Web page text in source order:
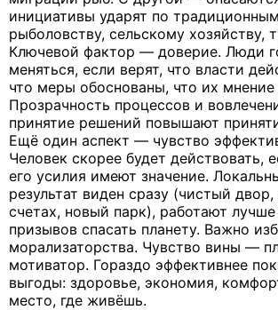
инициативы ударят по
рыболовству, сельскому хозяйству,
Ключевой фактор — доверие. Люди
меняться, если верят, что власти
что меры обоснованы, что их мнение
Прозрачность процессов и
принятие решений повышают
Ещё один аспект — чувство
Человек скорее будет действовать,
его усилия имеют значение.
результат виден сразу (чистый
счетах, новый парк), работают
призывов спасать планету. Важно
морализаторства. Чувство вины —
мотиватор. Гораздо эффективнее
выгоды: здоровье, экономия,
место, где живёшь.